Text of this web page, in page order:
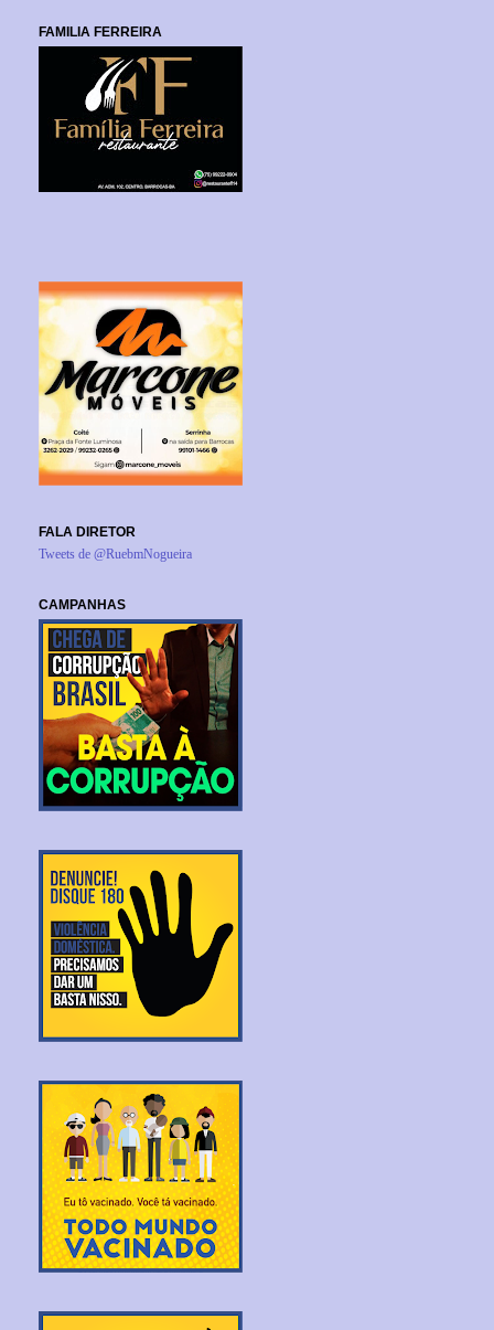
FAMILIA FERREIRA
FALA DIRETOR
Tweets de @RuebmNogueira
CAMPANHAS